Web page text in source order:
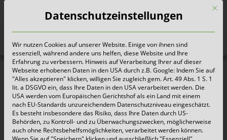
Heute für morgen sorgen
Mit
Datenschutzeinstellungen
Wir nutzen Cookies auf unserer Website. Einige von ihnen sind
essenziell, während andere uns helfen, diese Website und Ihre
Erfahrung zu verbessern. Hinweis auf Verarbeitung Ihrer auf dieser
Webseite erhobenen Daten in den USA durch z.B. Google: Indem Sie auf
"Alles akzeptieren" klicken, willigen Sie zugleich gem. Art. 49 Abs. 1 S. 1
lit. a DSGVO ein, dass Ihre Daten in den USA verarbeitet werden. Die
USA werden vom Europäischen Gerichtshof als ein Land mit einem
nach EU-Standards unzureichendem Datenschutzniveau eingeschätzt.
Es besteht insbesondere das Risiko, dass Ihre Daten durch US-
Behörden, zu Kontroll- und zu Überwachungszwecken, möglicherweise
auch ohne Rechtsbehelfsmöglichkeiten, verarbeitet werden können.